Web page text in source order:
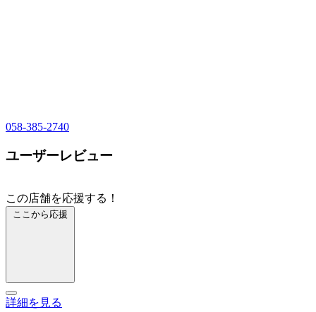
058-385-2740
ユーザーレビュー
この店舗を応援する！
ここから応援
詳細を見る